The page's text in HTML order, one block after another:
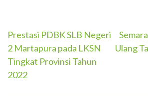
Navigasi
pos
Prestasi PDBK SLB Negeri
2 Martapura pada LKSN
Tingkat Provinsi Tahun
2022
Ulang